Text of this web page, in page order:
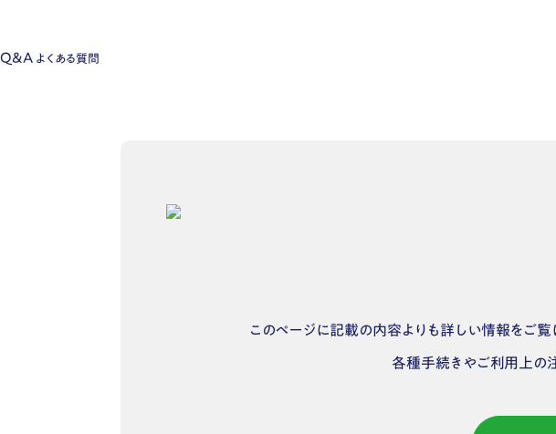
Q&A よくある質問
このページに記載の内容よりも詳しい情報をご覧
各種手続きやご利用上の